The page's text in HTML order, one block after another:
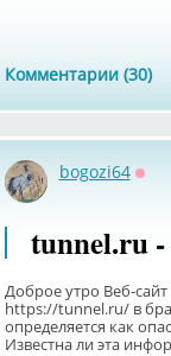
Комментарии (30)
bogozi64
tunnel.ru
Доброе утро Веб-
https://tunnel.ru/ в
определяется как
Известна ли эта